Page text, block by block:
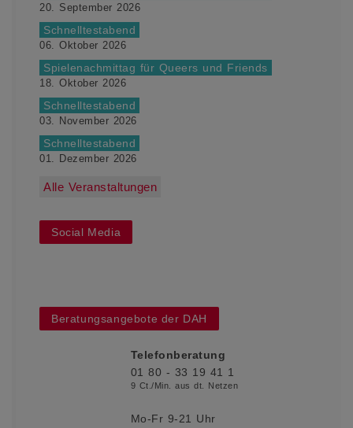
20. September 2026
Schnelltestabend
06. Oktober 2026
Spielenachmittag für Queers und Friends
18. Oktober 2026
Schnelltestabend
03. November 2026
Schnelltestabend
01. Dezember 2026
Alle Veranstaltungen
Social Media
Beratungsangebote der DAH
Telefonberatung
01 80 - 33 19 41 1
9 Ct./Min. aus dt. Netzen
Mo-Fr 9-21 Uhr